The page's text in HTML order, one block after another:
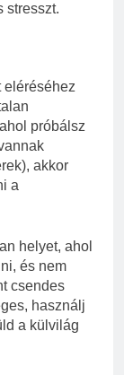
stresszt.
eléréséhez
próbálsz
akkor
a
helyet, ahol
és nem
csendes
használj
a külvilág